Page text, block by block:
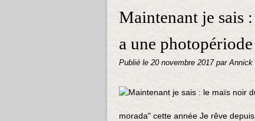
Maintenant je sais
a une photopériode
Publié le 20 novembre 2017 par Annick
morada" cette année Je rêve